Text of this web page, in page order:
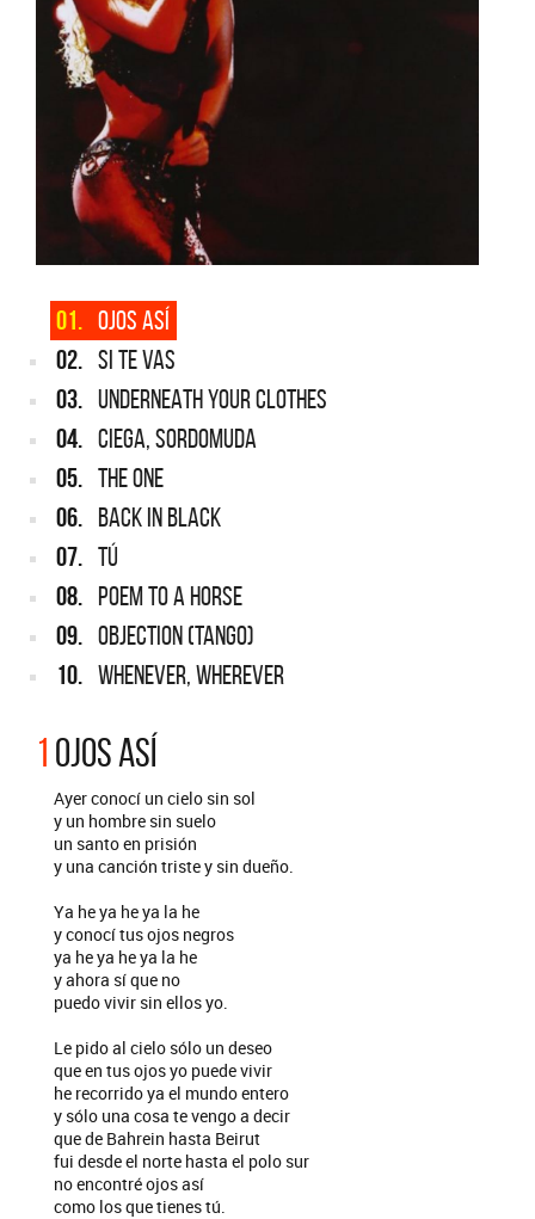
01. OJOS ASÍ
02. SI TE VAS
03. UNDERNEATH YOUR CLOTHES
04. CIEGA, SORDOMUDA
05. THE ONE
06. BACK IN BLACK
07. TÚ
08. POEM TO A HORSE
09. OBJECTION (Tango)
10. WHENEVER, WHEREVER
1 OJOS ASÍ
Ayer conocí un cielo sin sol
y un hombre sin suelo
un santo en prisión
y una canción triste y sin dueño.
Ya he ya he ya la he
y conocí tus ojos negros
ya he ya he ya la he
y ahora sí que no
puedo vivir sin ellos yo.
Le pido al cielo sólo un deseo
que en tus ojos yo puede vivir
he recorrido ya el mundo entero
y sólo una cosa te vengo a decir
que de Bahrein hasta Beirut
fui desde el norte hasta el polo sur
no encontré ojos así
como los que tienes tú.